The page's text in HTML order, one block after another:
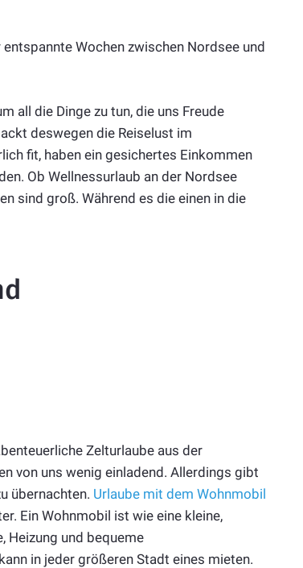
Wochen zwischen Nordsee und
all die Dinge zu tun, die uns Freude
deswegen die Reiselust im
fit, haben ein gesichertes Einkommen
Ob Wellnessurlaub an der Nordsee
sind groß. Während es die einen in die
Zelturlaube aus der
von uns wenig einladend. Allerdings gibt
übernachten. Urlaube mit dem Wohnmobil
Ein Wohnmobil ist wie eine kleine,
Heizung und bequeme
in jeder größeren Stadt eines mieten.